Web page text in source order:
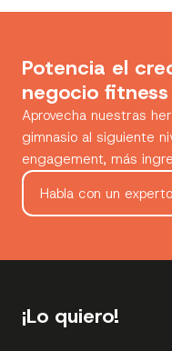
Potencia el
negocio
Aprovecha nuestras
gimnasio al siguiente
engagement, más
Habla con un experto
¡Lo quiero!